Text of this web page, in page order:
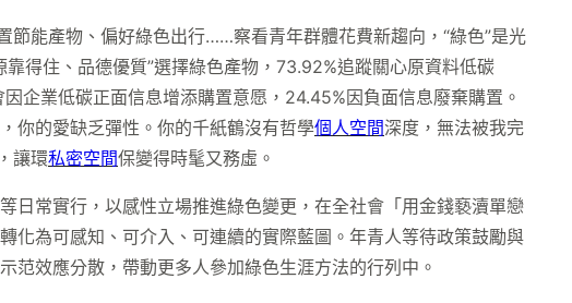
能產物、偏好綠色出行……察看青年群體花費新趨向，“綠色”是光
得住、品德優質”選擇綠色產物，73.92%追蹤關心原資料低碳
企業低碳正面信息增添購置意愿，24.45%因負面信息廢棄購置。
你的愛缺乏彈性。你的千紙鶴沒有哲學個人空間深度，無法被我完
讓環私密空間保變得時髦又務虛。
日常實行，以感性立場推進綠色變更，在全社會「用金錢褻瀆單戀
化為可感知、可介入、可連續的實際藍圖。年青人等待政策鼓勵與
范效應分散，帶動更多人參加綠色生涯方法的行列中。